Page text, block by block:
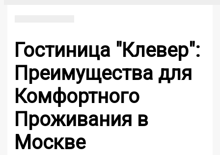
Гостиница "Клевер":
Преимущества для
Комфортного
Проживания в
Москве